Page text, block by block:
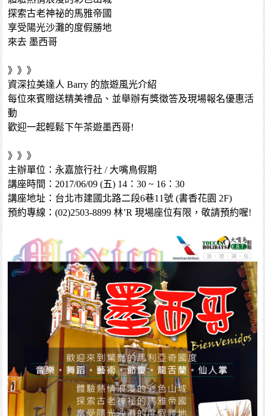
探索古老神祕的馬雅帝國
享受陽光沙灘的度假勝地
來去 墨西哥
》》》
資深拉美達人 Barry 的旅遊風光介紹
每位來賓贈送精美禮品、並舉辦有獎徵答及現場報名優惠活
動
歡迎一起輕鬆下午茶遊墨西哥!
》》》
主辦單位：永嘉旅行社 / 大嘴鳥假期
講座時間：2017/06/09 (五) 14：30 ~ 16：30
講座地址：台北市建國北路二段6巷11號 (書香花園 2F)
預約專線：(02)2503-8899 林’R 現場座位有限，敬請預約喔!